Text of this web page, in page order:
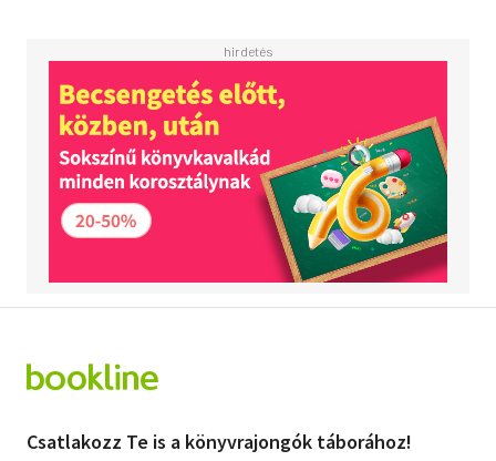
Csatlakozz Te is a könyvrajongók táborához!